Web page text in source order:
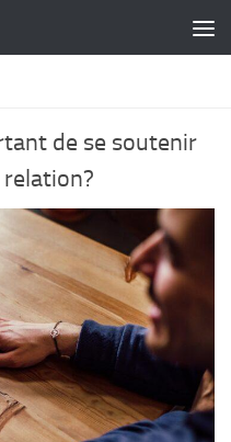
de se soutenir